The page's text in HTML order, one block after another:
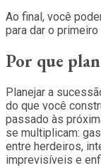
Ao final, você
para dar o
Por que
Planejar a
do que você
passado às
se multiplicam:
entre herdeiros,
imprevisíveis e